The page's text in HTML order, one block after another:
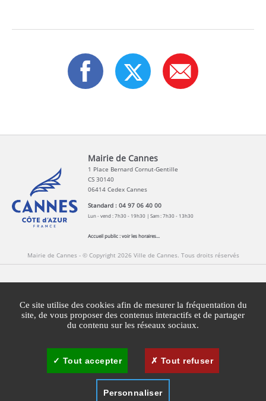
Mairie de Cannes
1 Place Bernard Cornut-Gentille
CS 30140
06414 Cedex Cannes
Standard : 04 97 06 40 00
Lun - vend : 7h30 - 19h30 | Sam : 7h30 - 13h30
Accueil public :voir les horaires...
Mairie de Cannes - © Copyright 2026 Ville de Cannes. Tous droits réservés
Mentions légales Agglomération Cannes Lérins
Plan du site Gestion des cookies
Ce site utilise des cookies afin de mesurer la fréquentation du
site, de vous proposer des contenus interactifs et de partager
du contenu sur les réseaux sociaux.
Tout accepter Tout refuser
Personnaliser